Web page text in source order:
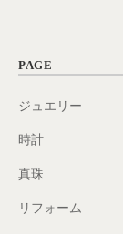
PAGE
ジュエリー
時計
真珠
リフォーム